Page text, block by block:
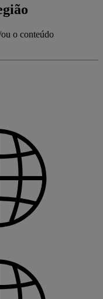
o conteúdo